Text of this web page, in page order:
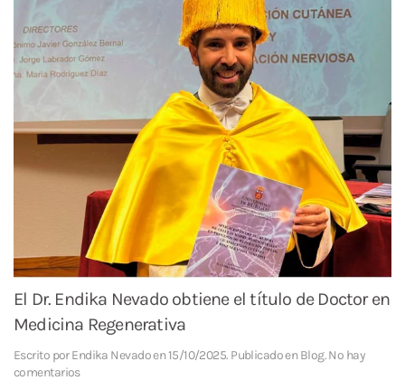
El Dr. Endika Nevado obtiene el título de Doctor en
Medicina Regenerativa
Escrito porEndika Nevadoen15/10/2025. Publicado enBlog.No hay
comentariosen